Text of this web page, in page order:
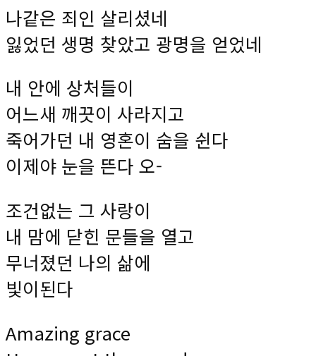
나같은 죄인 살리셨네
잃었던 생명 찾았고 광명을 얻었네
내 안에 상처들이
어느새 깨끗이 사라지고
죽어가던 내 영혼이 숨을 쉰다
이제야 눈을 뜬다 오-
조건없는 그 사랑이
내 맘에 닫힌 문들을 열고
무너졌던 나의 삶에
빛이된다
Amazing grace